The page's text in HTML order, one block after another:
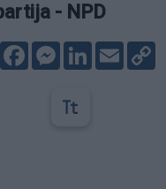
- NPD
FacebookMessenger
LinkedIn
Email